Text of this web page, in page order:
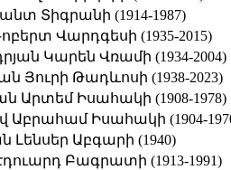
Տիգրանի (1914-1987)
Վարդգեսի (1935-2015)
Կարեն Վռամի (1934-2004)
Յուրի Թադևոսի (1938-2023)
Արտեմ Իսահակի (1908-1978)
Աբրահամ Իսահակի (1904-
Լենսեր Աբգարի (1940)
Բագրատի (1913-1991)